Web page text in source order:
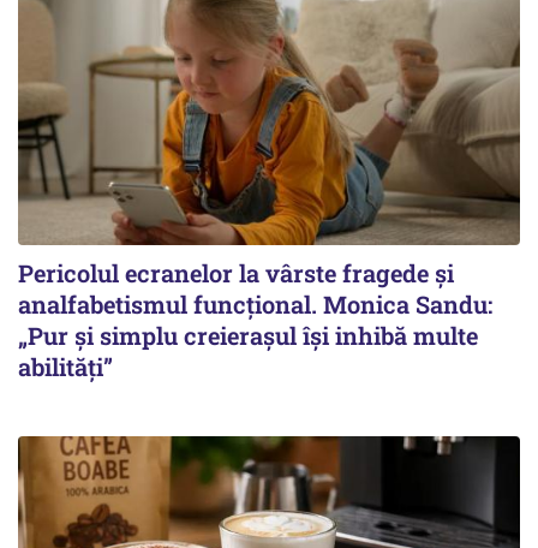
Pericolul ecranelor la vârste fragede și
analfabetismul funcțional. Monica Sandu:
„Pur și simplu creierașul își inhibă multe
abilități”